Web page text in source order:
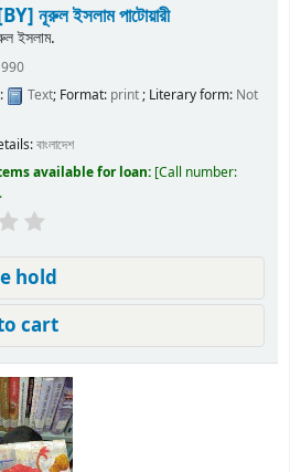
নূরুল ইসলাম পাটোয়ারী
ইসলাম.
Text; Format: print; Literary form: Not
বাংলাদেশ
available for loan: Call number:
hold
cart